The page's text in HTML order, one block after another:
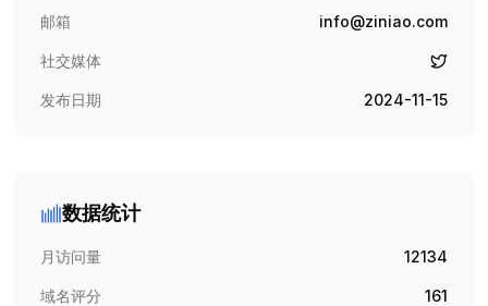
邮箱 info@ziniao.com
社交媒体
发布日期 2024-11-15
数据统计
月访问量 12134
域名评分 161